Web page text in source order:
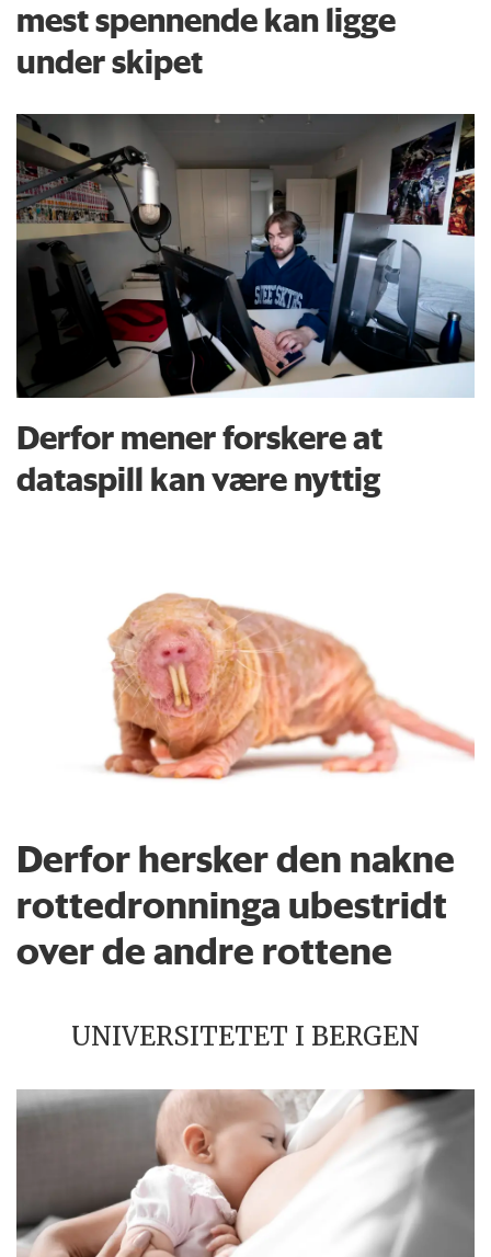
mest spennende kan ligge
under skipet
Derfor mener forskere at
dataspill kan være nyttig
Derfor hersker den nakne
rottedronninga ubestridt
over de andre rottene
UNIVERSITETET I BERGEN